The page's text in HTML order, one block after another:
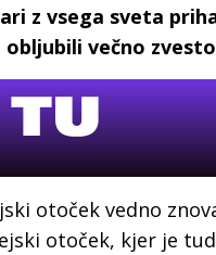
z vsega sveta
obljubili večno
otoček vedno
otoček, kjer je